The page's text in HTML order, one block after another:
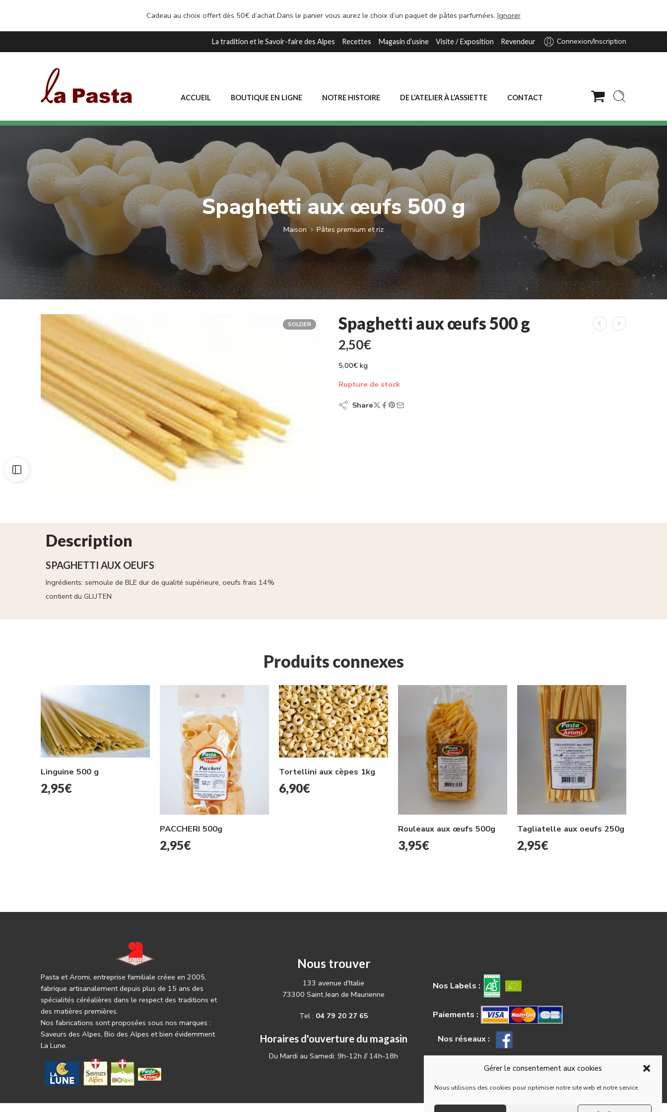
Gérer le consentement aux cookies
Nous utilisons des cookies pour optimiser notre site web et notre service.
Cadeau au choix offert dès 50€ d’achat Dans le panier vous aurez le choix d’un paquet de pâtes parfumées. Ignorer
La tradition et le Savoir-faire des Alpes Recettes Magasin d’usine Visite / Exposition Revendeur Connexion/Inscription
ACCUEIL BOUTIQUE EN LIGNE NOTRE HISTOIRE DE L’ATELIER À L’ASSIETTE CONTACT
Spaghetti aux œufs 500 g
Maison Pâtes premium et riz
SOLDER Spaghetti aux œufs 500 g
2,50€
5,00€ kg
Rupture de stock
Share
Description
SPAGHETTI AUX OEUFS
Ingrédients: semoule de BLE dur de qualité supérieure, oeufs frais 14%
contient du GLUTEN
Produits connexes
Linguine 500 g
2,95€
PACCHERI 500g
2,95€
Tortellini aux cèpes 1kg
6,90€
Rouleaux aux œufs 500g
3,95€
Tagliatelle aux oeufs 250g
2,95€
Pasta et Aromi, entreprise familiale créee en 2005,
fabrique artisanalement depuis plus de 15 ans des
spécialités céréalières dans le respect des traditions et
des matières premières.
Nos fabrications sont proposées sous nos marques :
Saveurs des Alpes, Bio des Alpes et bien évidemment
La Lune.
Nous trouver
133 avenue d'Italie
73300 Saint Jean de Maurienne
Tel : 04 79 20 27 65
Horaires d'ouverture du magasin
Du Mardi au Samedi: 9h-12h // 14h-18h
Nos Labels :
Paiements :
Nos réseaux :